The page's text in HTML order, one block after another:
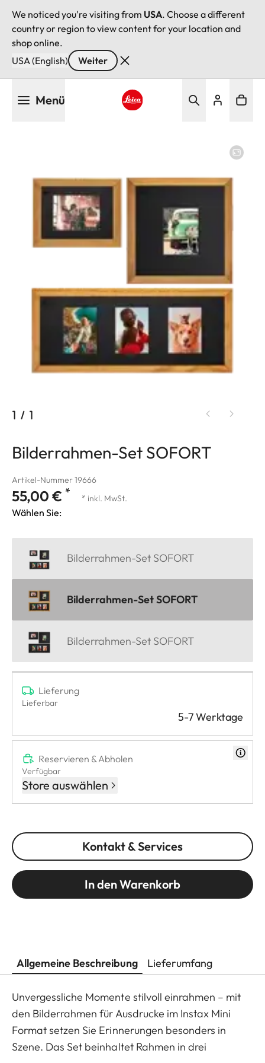
We noticed you're visiting from USA. Choose a different
country or region to view content for your location and
shop online.
USA (English)
Weiter
Menü
1 / 1
Bilderrahmen-Set SOFORT
Artikel-Nummer 19666
55,00 € * * inkl. MwSt.
Wählen Sie:
Bilderrahmen-Set SOFORT
Bilderrahmen-Set SOFORT
Bilderrahmen-Set SOFORT
Lieferung
Lieferbar
5-7 Werktage
Reservieren & Abholen
Verfügbar
Store auswählen
Kontakt & Services
In den Warenkorb
Allgemeine Beschreibung Lieferumfang
Unvergessliche Momente stilvoll einrahmen – mit
den Bilderrahmen für Ausdrucke im Instax Mini
Format setzen Sie Erinnerungen besonders in
Szene. Das Set beinhaltet Rahmen in drei